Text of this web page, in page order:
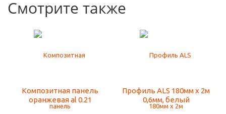
Смотрите также
Композитная панель
оранжевая al 0.21
Профиль ALS 180мм х 2м
0,6мм, белый